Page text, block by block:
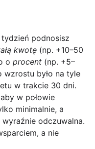
podnosisz
kwotę (np. +10–50
o procent (np. +5–
wzrostu było na tyle
w trakcie 30 dni.
w połowie
minimalnie, a
odczuwalna.
a nie